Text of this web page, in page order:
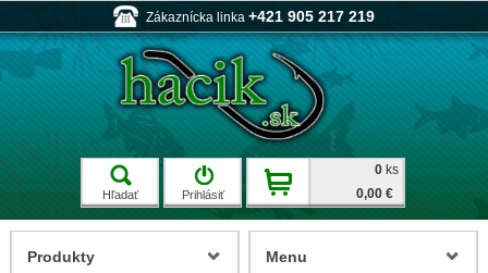
Zákaznícka linka +421 905 217 219
Hľadať Prihlásiť
0 ks
0,00 €
Produkty Menu